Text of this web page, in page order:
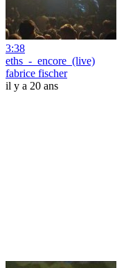
3:38
eths_-_encore_(live)
fabrice fischer
il y a 20 ans